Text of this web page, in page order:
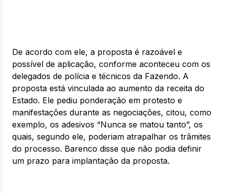
De acordo com ele, a proposta é razoável e
possível de aplicação, conforme aconteceu com os
delegados de polícia e técnicos da Fazendo. A
proposta está vinculada ao aumento da receita do
Estado. Ele pediu ponderação em protesto e
manifestações durante as negociações, citou, como
exemplo, os adesivos “Nunca se matou tanto”, os
quais, segundo ele, poderiam atrapalhar os trâmites
do processo. Barenco disse que não podia definir
um prazo para implantação da proposta.